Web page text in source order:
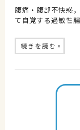
腹痛・腹部不快感
て自覚する過敏性
続きを読む »